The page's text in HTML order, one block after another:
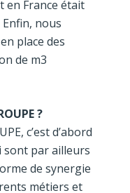
en France était
nous
place des
de m3
?
c’est d’abord
sont par ailleurs
de synergie
métiers et